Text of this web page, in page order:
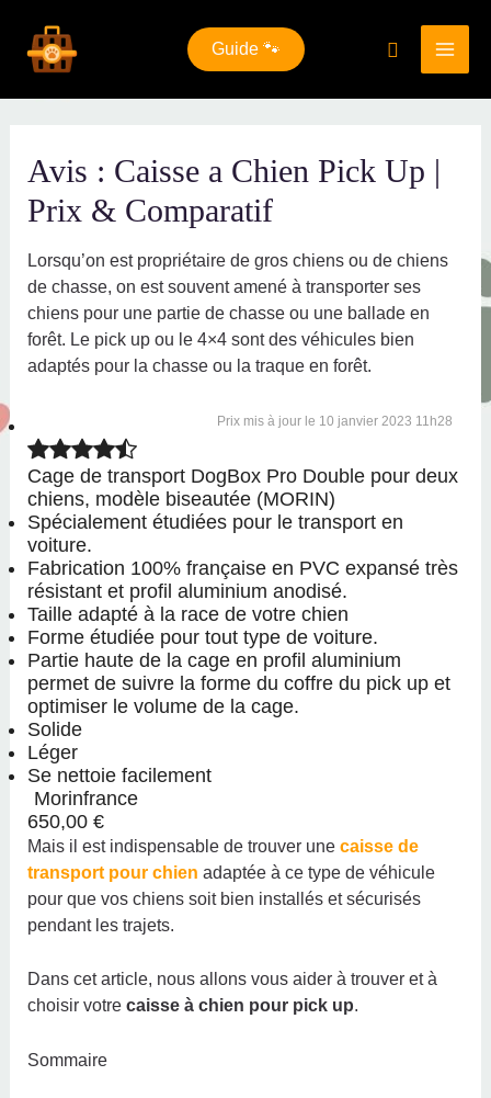
contenu
Guide 🐾 Rechercher
Main
Avis : Caisse a Chien Pick Up |
Prix & Comparatif
Lorsqu’on est propriétaire de gros chiens ou de chiens
de chasse, on est souvent amené à transporter ses
chiens pour une partie de chasse ou une ballade en
forêt. Le pick up ou le 4×4 sont des véhicules bien
adaptés pour la chasse ou la traque en forêt.
10 janvier 2023 11h28
Cage de transport DogBox Pro Double pour deux
chiens, modèle biseautée (MORIN)
Spécialement étudiées pour le transport en
voiture.
Fabrication 100% française en PVC expansé très
résistant et profil aluminium anodisé.
Taille adapté à la race de votre chien
Forme étudiée pour tout type de voiture.
Partie haute de la cage en profil aluminium
permet de suivre la forme du coffre du pick up et
optimiser le volume de la cage.
Solide
Léger
Se nettoie facilement
Morinfrance
650,00 €
Mais il est indispensable de trouver une caisse de
transport pour chien adaptée à ce type de véhicule
pour que vos chiens soit bien installés et sécurisés
pendant les trajets.
Dans cet article, nous allons vous aider à trouver et à
choisir votre caisse à chien pour pick up.
Sommaire